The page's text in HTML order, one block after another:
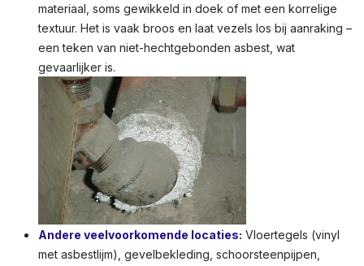
materiaal, soms gewikkeld in doek of met een korrelige
textuur. Het is vaak broos en laat vezels los bij aanraking –
een teken van niet-hechtgebonden asbest, wat
gevaarlijker is.
Andere veelvoorkomende locaties: Vloertegels (vinyl
met asbestlijm), gevelbekleding, schoorsteenpijpen,